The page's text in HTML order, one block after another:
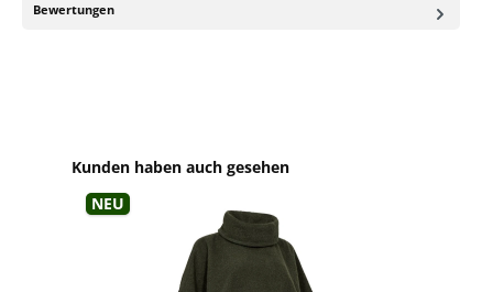
Bewertungen
Produktgalerie überspringen
Kunden haben auch gesehen
Neu